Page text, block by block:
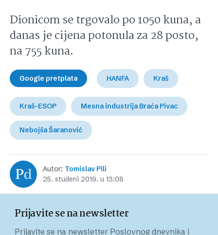
Dionicom se trgovalo po 1050 kuna, a
danas je cijena potonula za 28 posto,
na 755 kuna.
Google pretplata HANFA Kraš
Kraš-ESOP Mesna industrija Braća Pivac
Nebojša Šaranović
Autor: Tomislav Pili
25. studeni 2019. u 13:08
Prijavite se na newsletter
Prijavite se na newsletter Poslovnog dnevnika i